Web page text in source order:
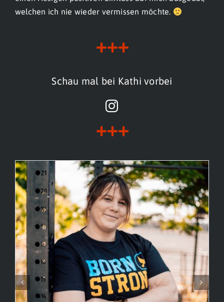
welchen ich nie wieder vermissen möchte.
+++
Schau mal bei Kathi vorbei
+++